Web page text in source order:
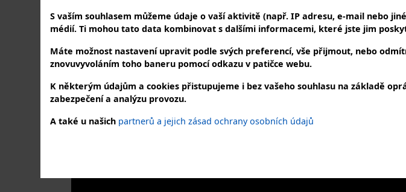
S vaším souhlasem můžeme údaje o vaší aktivitě (např. IP adresu, e-mail nebo
médií. Ti mohou tato data kombinovat s dalšími informacemi, které jste jim
Máte možnost nastavení upravit podle svých preferencí, vše přijmout, nebo
znovuvyvoláním toho baneru pomocí odkazu v patičce webu.
K některým údajům a cookies přistupujeme i bez vašeho souhlasu na základě
zabezpečení a analýzu provozu.
A také u našich partnerů a jejich zásad ochrany osobních údajů
Popis
v našem showroomu
na sociálních sítích